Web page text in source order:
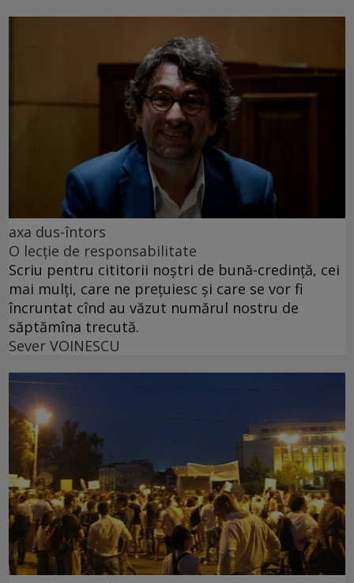
axa dus-întors
O lecție de responsabilitate
Scriu pentru cititorii noștri de bună-credință, cei
mai mulți, care ne prețuiesc și care se vor fi
încruntat cînd au văzut numărul nostru de
săptămîna trecută.
Sever VOINESCU